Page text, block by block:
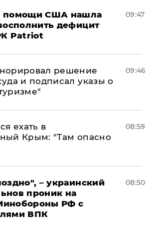
помощи США нашла
дефицит
Patriot
09:47
решение
и подписал указы о
09:46
ехать в
Крым: "Там опасно
08:59
– украинский
проник на
РФ с
ВПК
08:50